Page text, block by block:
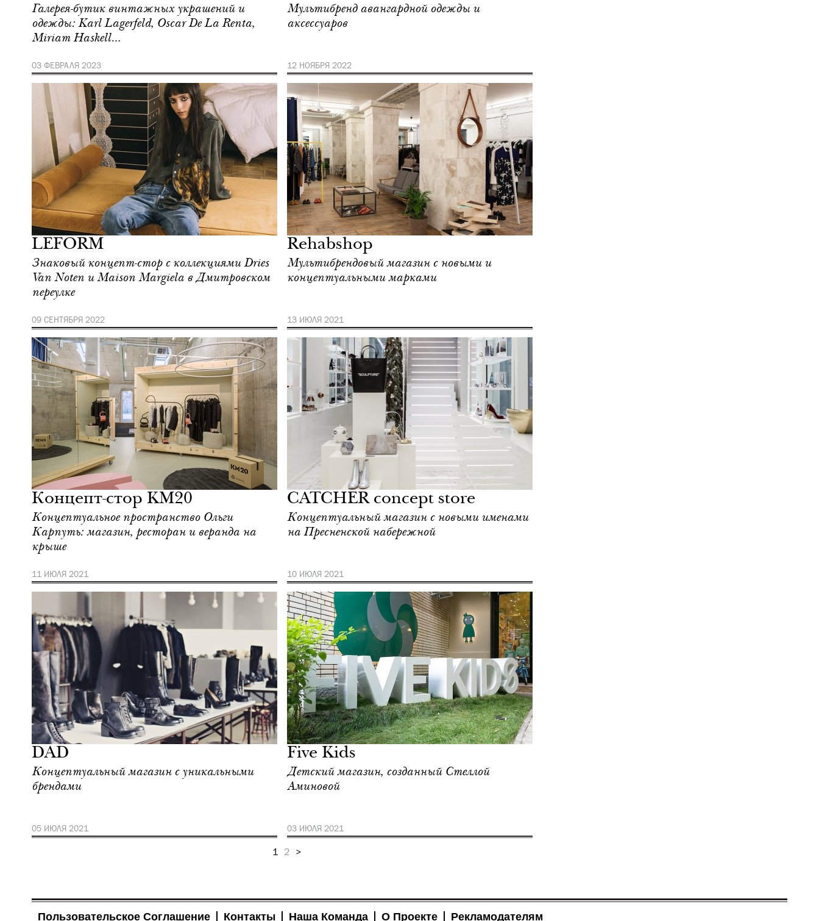
Галерея-бутик винтажных украшений и
одежды: Karl Lagerfeld, Oscar De La Renta,
Miriam Haskell…
03 ФЕВРАЛЯ 2023
Мультибренд авангардной одежды и
аксессуаров
12 НОЯБРЯ 2022
LEFORM
Знаковый концепт-стор с коллекциями Dries
Van Noten и Maison Margiela в Дмитровском
переулке
09 СЕНТЯБРЯ 2022
Шоппинг
Москва
Rehabshop
Мультибрендовый магазин с новыми и
концептуальными марками
13 ИЮЛЯ 2021
Концепт-стор KM20
Концептуальное пространство Ольги
Карпуть: магазин, ресторан и веранда на
крыше
11 ИЮЛЯ 2021
Шоппинг
Москва
CATCHER concept store
Концептуальный магазин с новыми именами
на Пресненской набережной
10 ИЮЛЯ 2021
DAD
Концептуальный магазин с уникальными
брендами
05 ИЮЛЯ 2021
Шоппинг
Москва
Five Kids
Детский магазин, созданный Стеллой
Аминовой
03 ИЮЛЯ 2021
1 2 >
Пользовательское Соглашение Контакты Наша Команда О Проекте Рекламодателям